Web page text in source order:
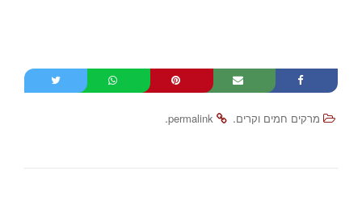
מרקים חמים וקרים.
permalink
.